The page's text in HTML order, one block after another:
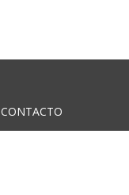
CONTACTO